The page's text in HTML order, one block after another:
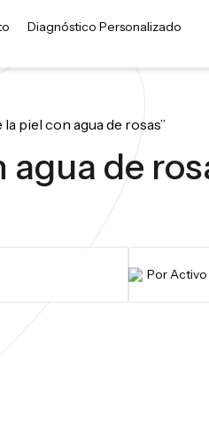
Diagnóstico Personalizado
piel con agua de rosas”
agua de